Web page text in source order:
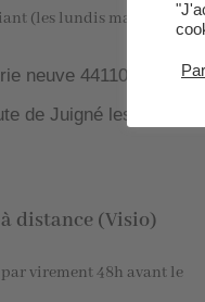
(les lundis matins)
neuve 44110 Erbray
de Juigné les
à distance (Visio)
virement 48h avant le